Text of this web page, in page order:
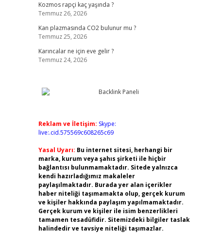
Kozmos rapçi kaç yaşında ?
Temmuz 26, 2026
Kan plazmasında CO2 bulunur mu ?
Temmuz 25, 2026
Karıncalar ne için eve gelir ?
Temmuz 24, 2026
Reklam ve İletişim: Skype:
live:.cid.575569c608265c69
Yasal Uyarı: Bu internet sitesi, herhangi bir
marka, kurum veya şahıs şirketi ile hiçbir
bağlantısı bulunmamaktadır. Sitede yalnızca
kendi hazırladığımız makaleler
paylaşılmaktadır. Burada yer alan içerikler
haber niteliği taşımamakta olup, gerçek kurum
ve kişiler hakkında paylaşım yapılmamaktadır.
Gerçek kurum ve kişiler ile isim benzerlikleri
tamamen tesadüfidir. Sitemizdeki bilgiler taslak
halindedir ve tavsiye niteliği taşımazlar.